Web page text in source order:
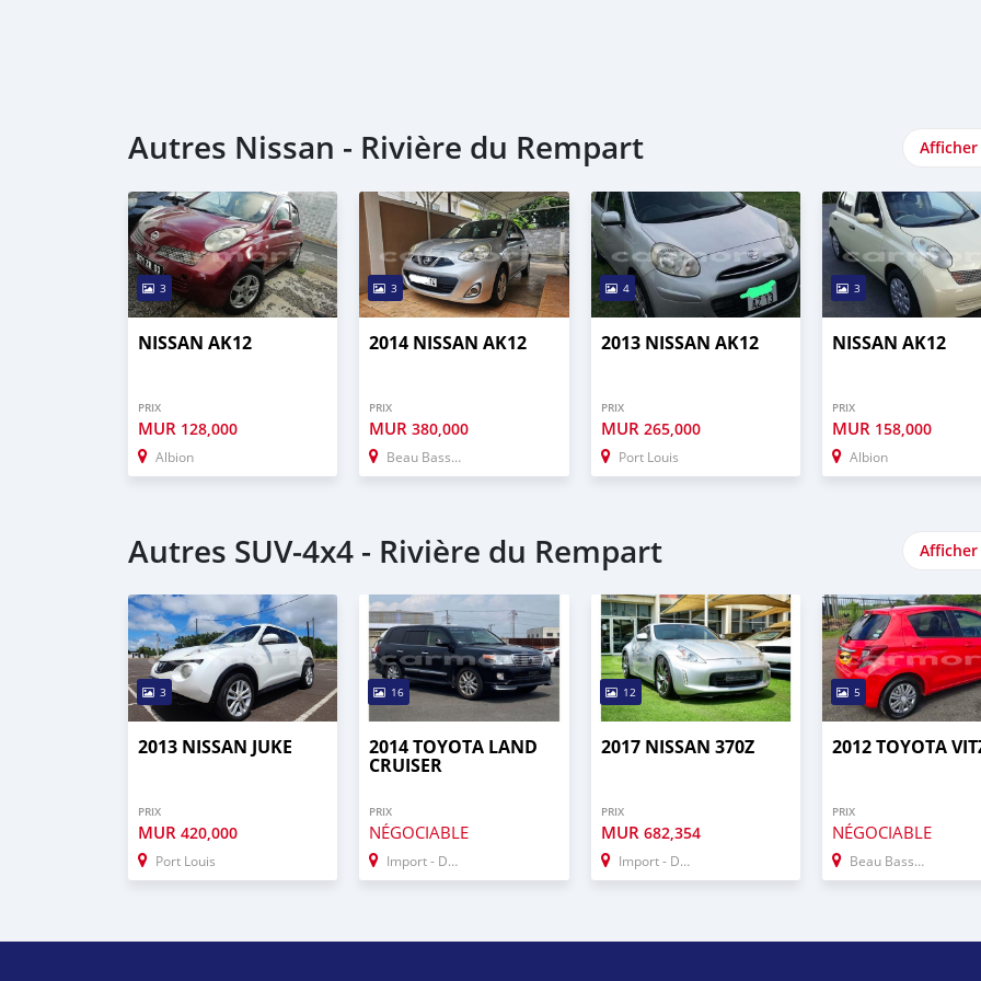
Autres Nissan - Rivière du Rempart
3
NISSAN AK12
PRIX
MUR 128,000
Albion
3
2014 NISSAN AK12
PRIX
MUR380,000
Beau Bassin–Rose Hill
4
2013 NISSAN AK12
PRIX
MUR 265,000
Port Louis
3
NISSAN AK12
PRIX
MUR 158,000
Albion
Autres SUV‒4x4 - Rivière du Rempart
3
2013 NISSAN JUKE
PRIX
MUR 420,000
Port Louis
16
2014 TOYOTA LAND
CRUISER
PRIX
NÉGOCIABLE
Import - Dubai
12
2017 NISSAN 370Z
PRIX
MUR 682,354
Import - Dubai
5
2012 TOYOTA
PRIX
NÉGOCIABLE
Beau Bassin–Rose Hill